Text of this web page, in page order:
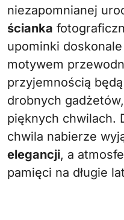
niezapomnianej
ścianka
upominki
motywem
przyjemnością
drobnych
pięknych chwilach.
chwila nabierze
elegancji, a
pamięci na długie